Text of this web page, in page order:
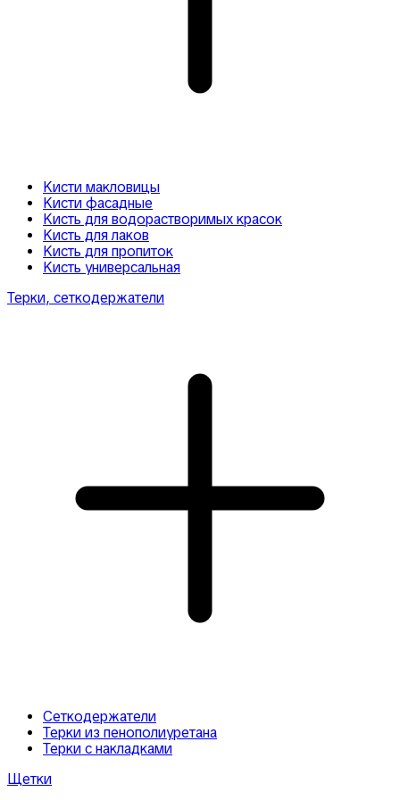
Кисти макловицы
Кисти фасадные
Кисть для водорастворимых красок
Кисть для лаков
Кисть для пропиток
Кисть универсальная
Терки, сеткодержатели
Сеткодержатели
Терки из пенополиуретана
Терки с накладками
Щетки